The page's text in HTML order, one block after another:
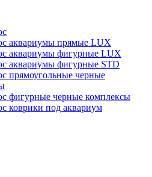
аквариумы прямые LUX
аквариумы фигурные LUX
аквариумы фигурные STD
прямоугольные черные
фигурные черные комплексы
коврики под аквариум